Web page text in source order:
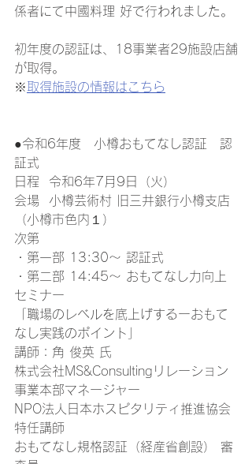
係者にて中國料理 好で行われました。
初年度の認証は、18事業者29施設店舗
が取得。
※取得施設の情報はこちら
●令和6年度　小樽おもてなし認証　認
証式
日程  令和6年7月9日（火）
会場  小樽芸術村 旧三井銀行小樽支店
（小樽市色内１）
次第
・第一部 13:30～ 認証式
・第二部 14:45～ おもてなし力向上
セミナー
「職場のレベルを底上げするーおもて
なし実践のポイント」
講師：角 俊英 氏
株式会社MS&Consultingリレーション
事業本部マネージャー
NPO法人日本ホスピタリティ推進協会
特任講師
おもてなし規格認証（経産省創設） 審